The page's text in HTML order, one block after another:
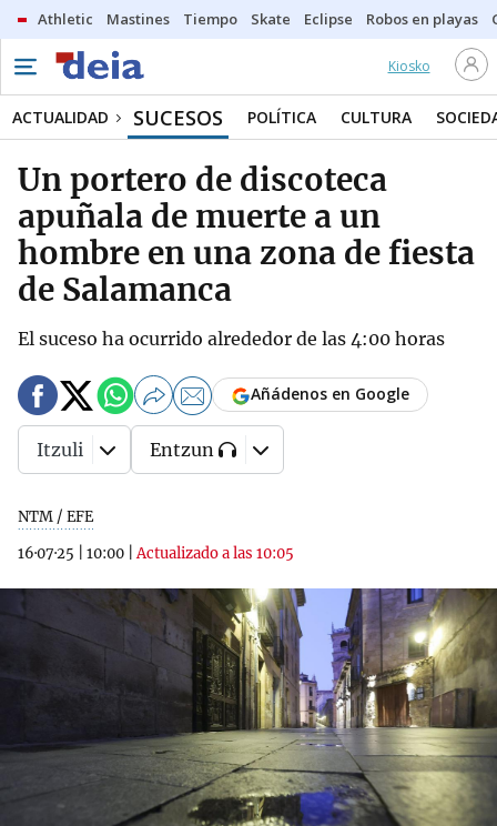
Athletic Mastines Tiempo Skate Eclipse Robos en playas
Kiosko
ACTUALIDAD SUCESOS POLÍTICA CULTURA
Un portero de discoteca
apuñala de muerte a un
hombre en una zona de fiesta
de Salamanca
El suceso ha ocurrido alrededor de las 4:00 horas
NTM / EFE
16·07·25
10:00 |Actualizado a las 10:05
Añádenos en Google
Itzuli Entzun